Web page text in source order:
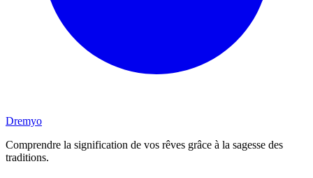
Dremyo
Comprendre la signification de vos rêves grâce à la sagesse des
traditions.